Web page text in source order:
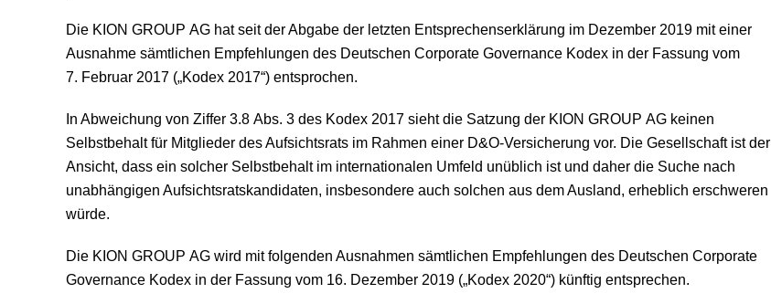
Die KION GROUP AG hat seit der Abgabe der letzten Entsprechenserklärung im Dezember 2019 mit einer
Ausnahme sämtlichen Empfehlungen des Deutschen Corporate Governance Kodex in der Fassung vom
7. Februar 2017 („Kodex 2017“) entsprochen.
In Abweichung von Ziffer 3.8 Abs. 3 des Kodex 2017 sieht die Satzung der KION GROUP AG keinen
Selbstbehalt für Mitglieder des Aufsichtsrats im Rahmen einer D&O-Versicherung vor. Die Gesellschaft ist der
Ansicht, dass ein solcher Selbstbehalt im internationalen Umfeld unüblich ist und daher die Suche nach
unabhängigen Aufsichtsratskandidaten, insbesondere auch solchen aus dem Ausland, erheblich erschweren
würde.
Die KION GROUP AG wird mit folgenden Ausnahmen sämtlichen Empfehlungen des Deutschen Corporate
Governance Kodex in der Fassung vom 16. Dezember 2019 („Kodex 2020“) künftig entsprechen.